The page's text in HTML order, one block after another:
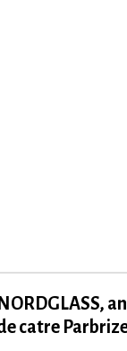
an
catre